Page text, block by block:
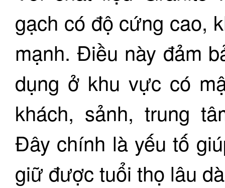
gạch có độ cứng cao,
mạnh. Điều này đảm
dụng ở khu vực có
khách, sảnh, trung
Đây chính là yếu tố
giữ được tuổi thọ lâu